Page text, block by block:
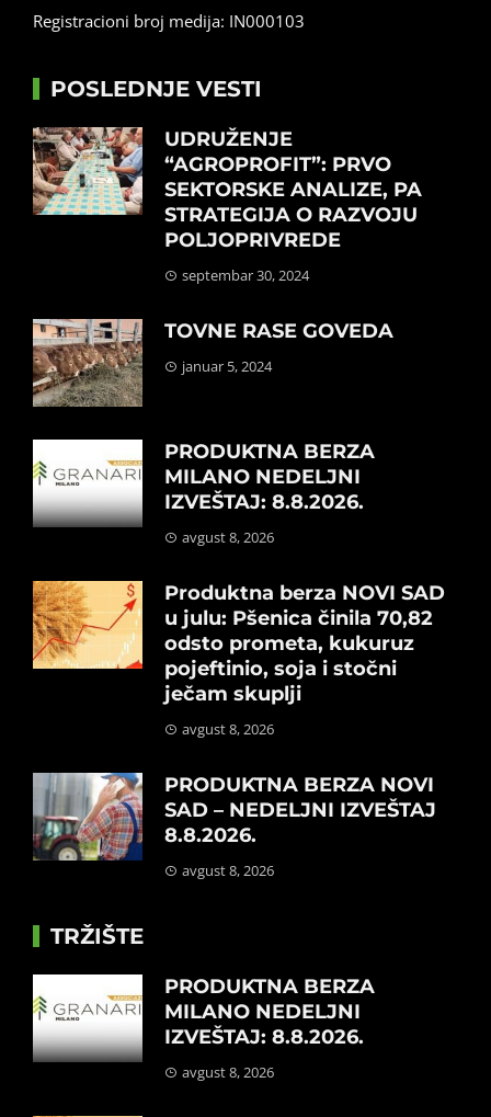
Registracioni broj medija: IN000103
POSLEDNJE VESTI
UDRUŽENJE
“AGROPROFIT”: PRVO
SEKTORSKE ANALIZE, PA
STRATEGIJA O RAZVOJU
POLJOPRIVREDE
septembar 30, 2024
TOVNE RASE GOVEDA
januar 5, 2024
PRODUKTNA BERZA
MILANO NEDELJNI
IZVEŠTAJ: 8.8.2026.
avgust 8, 2026
Produktna berza NOVI SAD
u julu: Pšenica činila 70,82
odsto prometa, kukuruz
pojeftinio, soja i stočni
ječam skuplji
avgust 8, 2026
PRODUKTNA BERZA NOVI
SAD – NEDELJNI IZVEŠTAJ
8.8.2026.
avgust 8, 2026
TRŽIŠTE
PRODUKTNA BERZA
MILANO NEDELJNI
IZVEŠTAJ: 8.8.2026.
avgust 8, 2026